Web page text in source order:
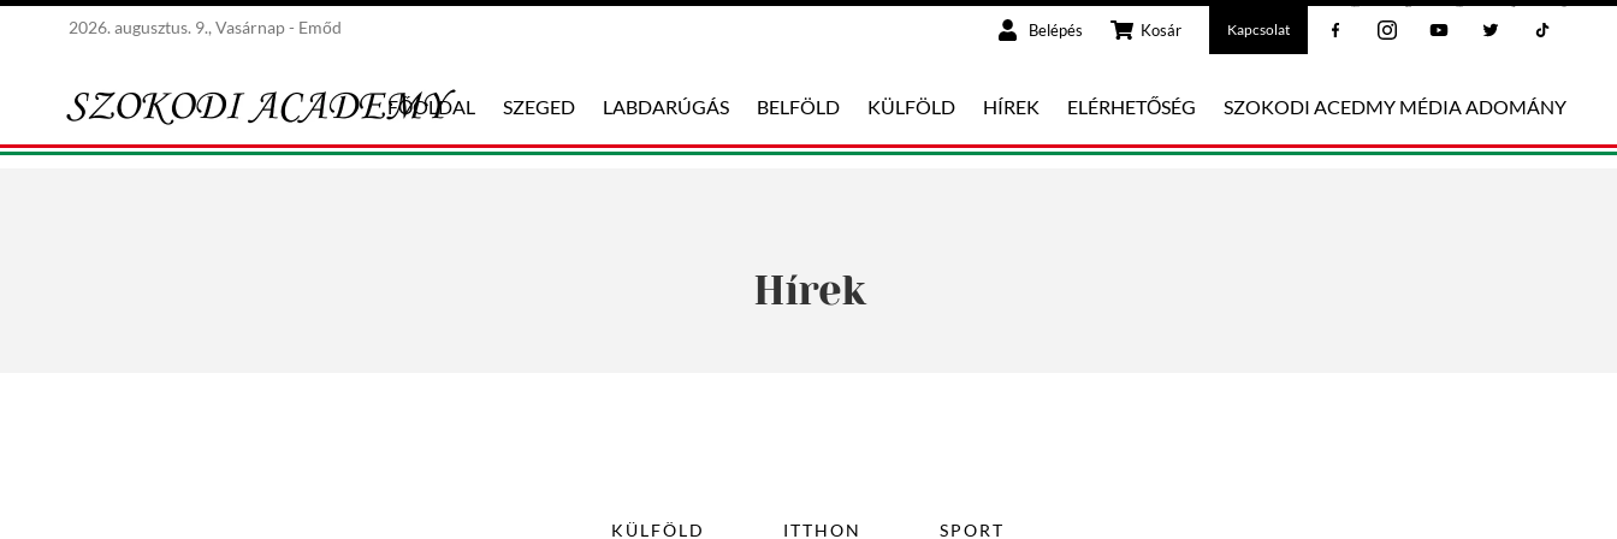
2026. augusztus. 9., Vasárnap - Emőd Belépés Kosár Kapcsolat
FŐOLDAL SZEGED LABDARÚGÁS BELFÖLD KÜLFÖLD HÍREK ELÉRHETŐSÉG SZOKODI ACEDMY MÉDIA ADOMÁNY
Hírek
KÜLFÖLD ITTHON SPORT